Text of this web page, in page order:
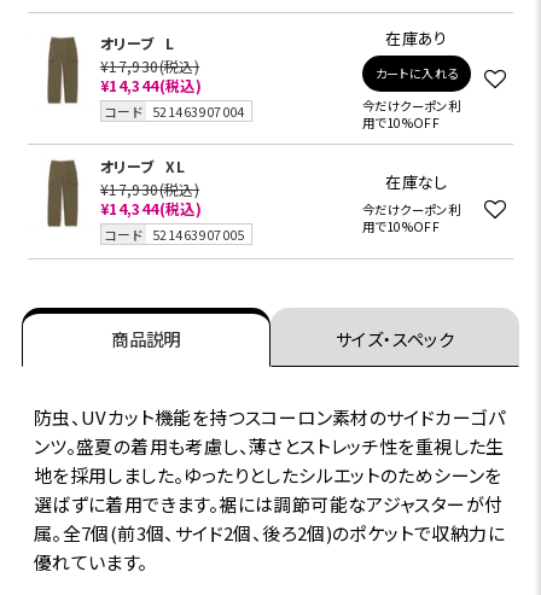
オリーブ
L
¥17,930(税込)
¥14,344(税込)
コード 521463907004
在庫あり
カートに入れる
今だけクーポン利
用で10%OFF
オリーブ XL
¥17,930(税込)
¥14,344(税込)
コード 521463907005
在庫なし
今だけクーポン利
用で10%OFF
商品説明 サイズ・スペック
防虫、UVカット機能を持つスコーロン素材のサイドカーゴパ
ンツ。盛夏の着用も考慮し、薄さとストレッチ性を重視した生
地を採用しました。ゆったりとしたシルエットのためシーンを
選ばずに着用できます。裾には調節可能なアジャスターが付
属。全7個(前3個、サイド2個、後ろ2個)のポケットで収納力に
優れています。